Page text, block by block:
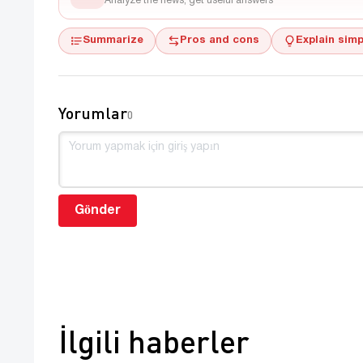
Summarize Pros and cons Explain
Yorumlar0
Gönder
İlgili haberler